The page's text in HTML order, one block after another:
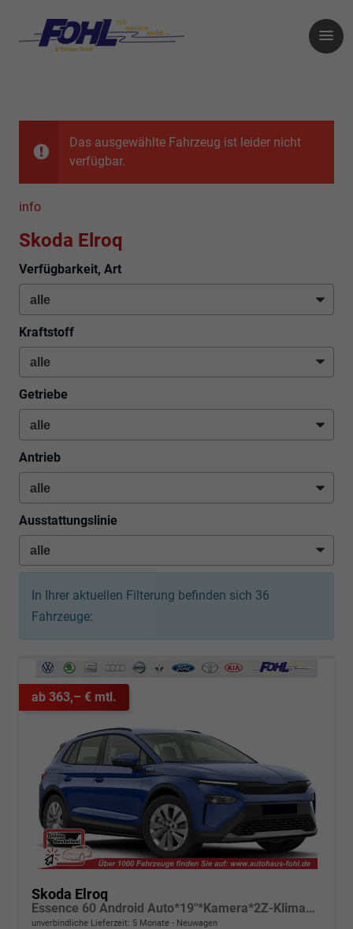
Das ausgewählte Fahrzeug ist leider nicht
verfügbar.
info
Skoda Elroq
Verfügbarkeit, Art
Kraftstoff
Getriebe
Antrieb
Ausstattungslinie
In Ihrer aktuellen Filterung befinden sich 36
Fahrzeuge:
ab 363,– € mtl.
Skoda Elroq
Essence 60 Android Auto*19"*Kamera*2Z-Klimaauto*Totwinkel*LED*Tempomat
unverbindliche Lieferzeit: 5 Monate Neuwagen